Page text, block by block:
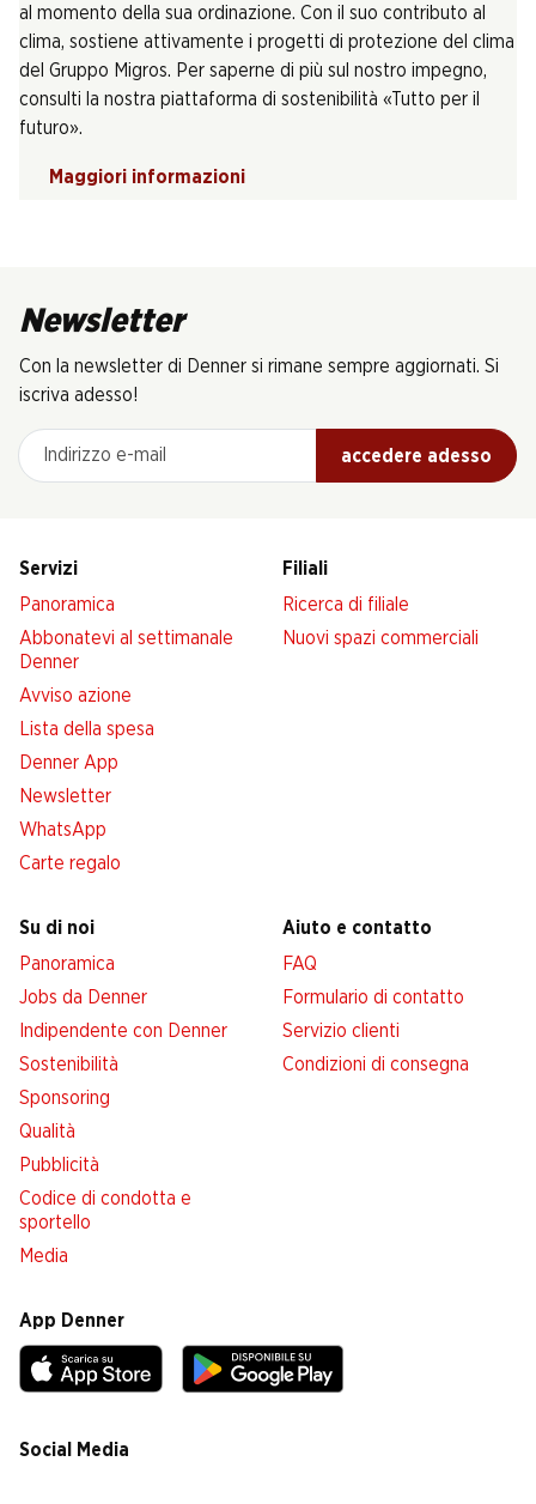
al momento della sua ordinazione. Con il suo contributo al
clima, sostiene attivamente i progetti di protezione del clima
del Gruppo Migros. Per saperne di più sul nostro impegno,
consulti la nostra piattaforma di sostenibilità «Tutto per il
futuro».
Maggiori informazioni
Newsletter
Con la newsletter di Denner si rimane sempre aggiornati. Si
iscriva adesso!
Indirizzo e-mail
accedere adesso
Servizi
Panoramica
Abbonatevi al settimanale
Denner
Avviso azione
Lista della spesa
Denner App
Newsletter
WhatsApp
Carte regalo
Filiali
Ricerca di filiale
Nuovi spazi commerciali
Su di noi
Panoramica
Jobs da Denner
Indipendente con Denner
Sostenibilità
Sponsoring
Qualità
Pubblicità
Codice di condotta e
sportello
Media
Aiuto e contatto
FAQ
Formulario di contatto
Servizio clienti
Condizioni di consegna
App Denner
Social Media